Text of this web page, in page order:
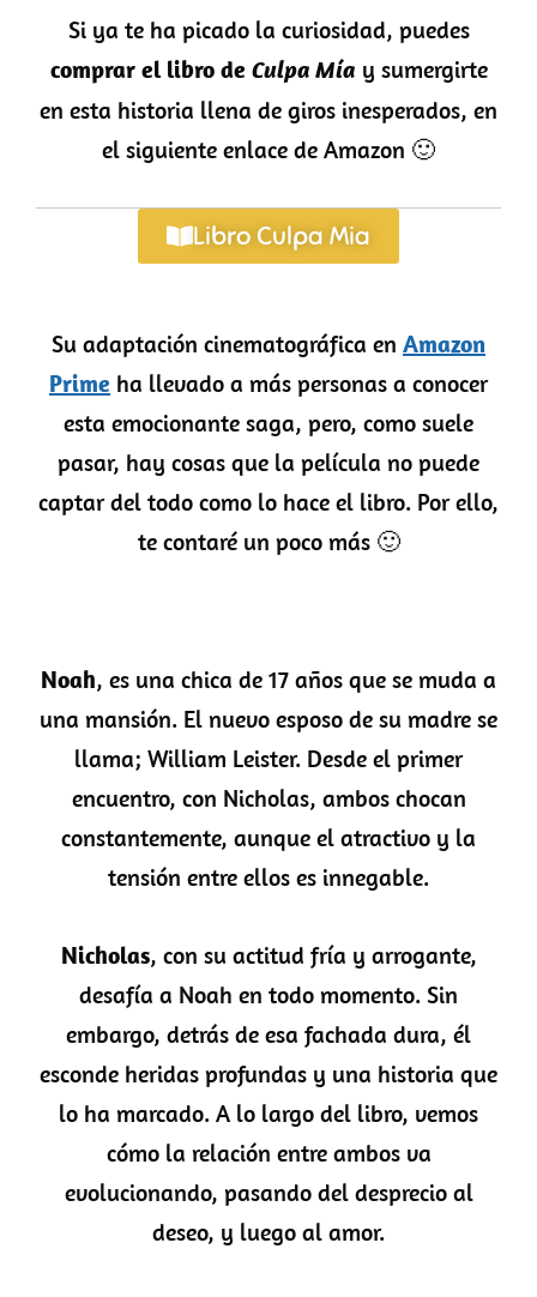
Si ya te ha picado la curiosidad, puedes
comprar el libro de Culpa Mía y sumergirte
en esta historia llena de giros inesperados, en
el siguiente enlace de Amazon 🙂
Libro Culpa Mia
Su adaptación cinematográfica en Amazon
Prime ha llevado a más personas a conocer
esta emocionante saga, pero, como suele
pasar, hay cosas que la película no puede
captar del todo como lo hace el libro. Por ello,
te contaré un poco más 🙂
Noah, es una chica de 17 años que se muda a
una mansión. El nuevo esposo de su madre se
llama; William Leister. Desde el primer
encuentro, con Nicholas, ambos chocan
constantemente, aunque el atractivo y la
tensión entre ellos es innegable.
Nicholas, con su actitud fría y arrogante,
desafía a Noah en todo momento. Sin
embargo, detrás de esa fachada dura, él
esconde heridas profundas y una historia que
lo ha marcado. A lo largo del libro, vemos
cómo la relación entre ambos va
evolucionando, pasando del desprecio al
deseo, y luego al amor.